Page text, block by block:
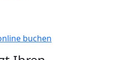
buchen